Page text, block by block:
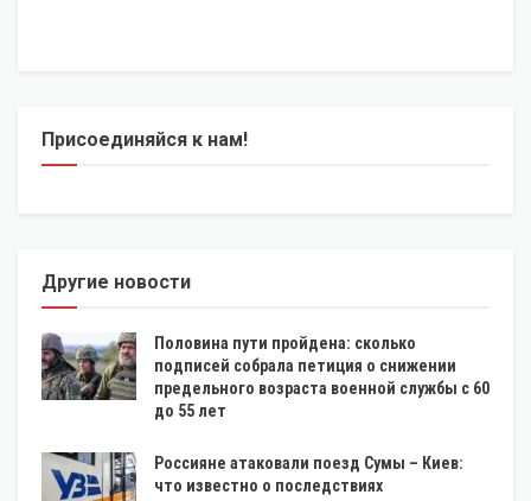
Присоединяйся к нам!
Другие новости
Половина пути пройдена: сколько
подписей собрала петиция о снижении
предельного возраста военной службы с 60
до 55 лет
Россияне атаковали поезд Сумы – Киев:
что известно о последствиях